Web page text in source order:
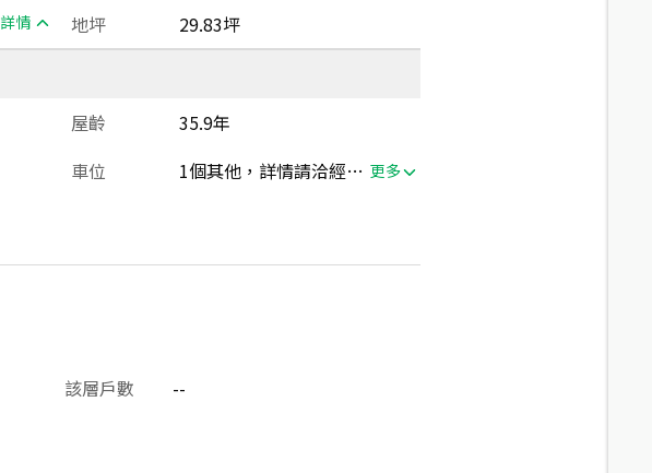
詳情 地坪
29.83坪
屋齡
35.9年
車位 1個其他，詳情請洽經紀人員 更多
該層戶數
--